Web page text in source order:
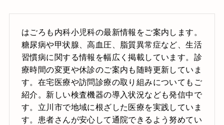
はごろも内科小児科の最新情報をご案内します。
糖尿病や甲状腺、高血圧、脂質異常症など、生活
習慣病に関する情報を幅広く掲載しています。診
療時間の変更や休診のご案内も随時更新していま
す。在宅医療や訪問診療の取り組みについてもご
紹介。新しい検査機器の導入状況なども発信中で
す。立川市で地域に根ざした医療を実践していま
す。患者さんが安心して通院できるよう努めてい